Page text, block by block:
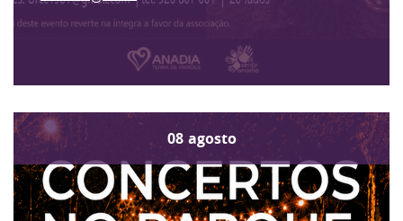
08 agosto